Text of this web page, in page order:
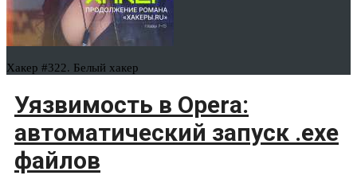
Хакер #322. Белый хакер
Уязвимость в Opera:
автоматический запуск .exe
файлов